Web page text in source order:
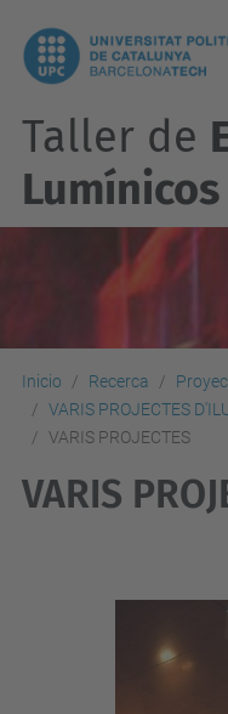
Taller de
Lumínicos
Inicio Recerca
VARIS PROJECTES
VARIS PROJECTES
VARIS